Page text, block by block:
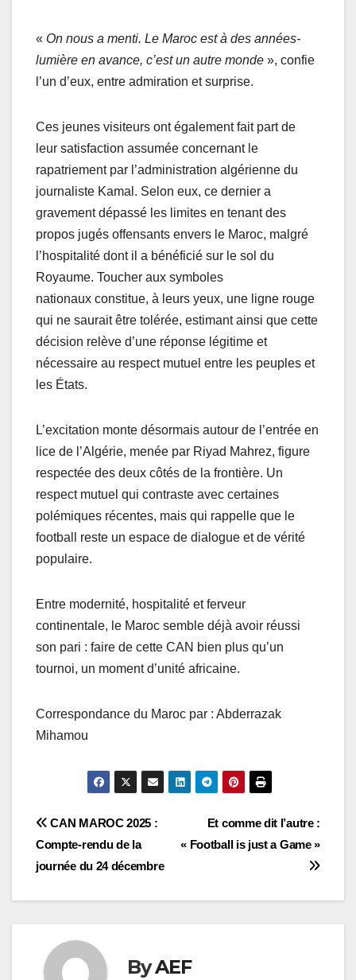
« On nous a menti. Le Maroc est à des années-
lumière en avance, c’est un autre monde », confie
l’un d’eux, entre admiration et surprise.
Ces jeunes visiteurs ont également fait part de
leur satisfaction assumée concernant le
rapatriement par l’administration algérienne du
journaliste Kamal. Selon eux, ce dernier a
gravement dépassé les limites en tenant des
propos jugés offensants envers le Maroc, malgré
l’hospitalité dont il a bénéficié sur le sol du
Royaume. Toucher aux symboles
nationaux constitue, à leurs yeux, une ligne rouge
qui ne saurait être tolérée, estimant ainsi que cette
décision relève d’une réponse légitime et
nécessaire au respect mutuel entre les peuples et
les États.
L’excitation monte désormais autour de l’entrée en
lice de l’Algérie, menée par Riyad Mahrez, figure
respectée des deux côtés de la frontière. Un
respect mutuel qui contraste avec certaines
polémiques récentes, mais qui rappelle que le
football reste un espace de dialogue et de vérité
populaire.
Entre modernité, hospitalité et ferveur
continentale, le Maroc semble déjà avoir réussi
son pari : faire de cette CAN bien plus qu’un
tournoi, un moment d’unité africaine.
Correspondance du Maroc par : Abderrazak
Mihamou
Navigation
de
l’article
Et comme dit l’autre :
« Football is just a Game »
CAN MAROC 2025 :
Compte-rendu de la
journée du 24 décembre
ByAEF